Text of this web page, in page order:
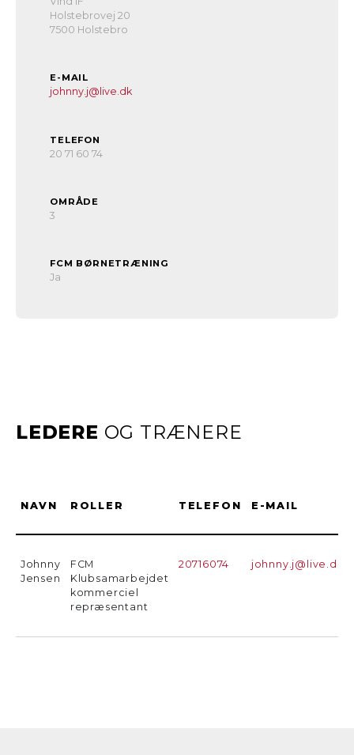
Holstebrovej 20
7500 Holstebro
E-MAIL
johnny.j@live.dk
TELEFON
20 71 60 74
OMRÅDE
3
FCM BØRNETRÆNING
Ja
LEDERE OG TRÆNERE
NAVN ROLLER TELEFON E-MAIL
Johnny
Jensen
FCM
Klubsamarbejdet
kommerciel
repræsentant
20716074 johnny.j@live.dk